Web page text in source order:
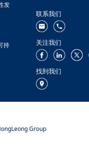
发
持
联系我们
关注我们
找到我们
Group